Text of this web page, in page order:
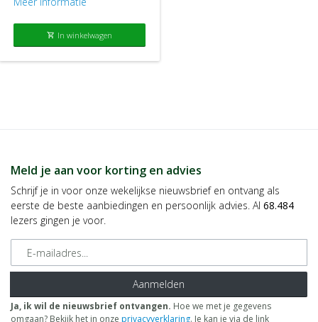
shopping_cart In winkelwagen
Meld je aan voor korting en advies
Schrijf je in voor onze wekelijkse nieuwsbrief en ontvang als
eerste de beste aanbiedingen en persoonlijk advies. Al 68.484
lezers gingen je voor.
E-mailadres
Aanmelden
Ja, ik wil de nieuwsbrief ontvangen. Hoe we met je gegevens
omgaan? Bekijk het in onze privacyverklaring. Je kan je via de link